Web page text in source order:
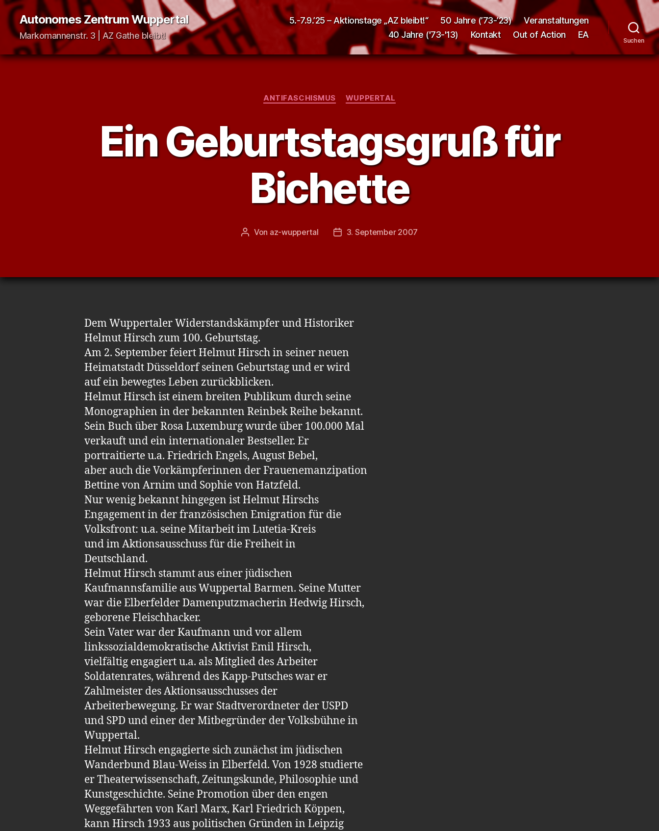
Autonomes Zentrum Wuppertal
Markomannenstr. 3 | AZ Gathe bleibt!
5.-7.9.’25 – Aktionstage „AZ bleibt!“ 50 Jahre (’73-’23)
Veranstaltungen
40 Jahre ('73-'13)
Kontakt Out of Action EA
Suchen
Kategorien
ANTIFASCHISMUS WUPPERTAL
Ein Geburtstagsgruß für
Bichette
Beitragsautor
Von az-wuppertal Veröffentlichungsdatum
3. September 2007
Dem Wuppertaler Widerstandskämpfer und Historiker
Helmut Hirsch zum 100. Geburtstag.
Am 2. September feiert Helmut Hirsch in seiner neuen
Heimatstadt Düsseldorf seinen Geburtstag und er wird
auf ein bewegtes Leben zurückblicken.
Helmut Hirsch ist einem breiten Publikum durch seine
Monographien in der bekannten Reinbek Reihe bekannt.
Sein Buch über Rosa Luxemburg wurde über 100.000 Mal
verkauft und ein internationaler Bestseller. Er
portraitierte u.a. Friedrich Engels, August Bebel,
aber auch die Vorkämpferinnen der Frauenemanzipation
Bettine von Arnim und Sophie von Hatzfeld.
Nur wenig bekannt hingegen ist Helmut Hirschs
Engagement in der französischen Emigration für die
Volksfront: u.a. seine Mitarbeit im Lutetia-Kreis
und im Aktionsausschuss für die Freiheit in
Deutschland.
Helmut Hirsch stammt aus einer jüdischen
Kaufmannsfamilie aus Wuppertal Barmen. Seine Mutter
war die Elberfelder Damenputzmacherin Hedwig Hirsch,
geborene Fleischhacker.
Sein Vater war der Kaufmann und vor allem
linkssozialdemokratische Aktivist Emil Hirsch,
vielfältig engagiert u.a. als Mitglied des Arbeiter
Soldatenrates, während des Kapp-Putsches war er
Zahlmeister des Aktionsausschusses der
Arbeiterbewegung. Er war Stadtverordneter der USPD
und SPD und einer der Mitbegründer der Volksbühne in
Wuppertal.
Helmut Hirsch engagierte sich zunächst im jüdischen
Wanderbund Blau-Weiss in Elberfeld. Von 1928 studierte
er Theaterwissenschaft, Zeitungskunde, Philosophie und
Kunstgeschichte. Seine Promotion über den engen
Weggefährten von Karl Marx, Karl Friedrich Köppen,
kann Hirsch 1933 aus politischen Gründen in Leipzig